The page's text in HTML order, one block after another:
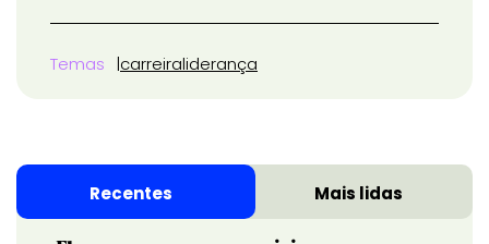
Temas carreiraliderança
Recentes Mais lidas